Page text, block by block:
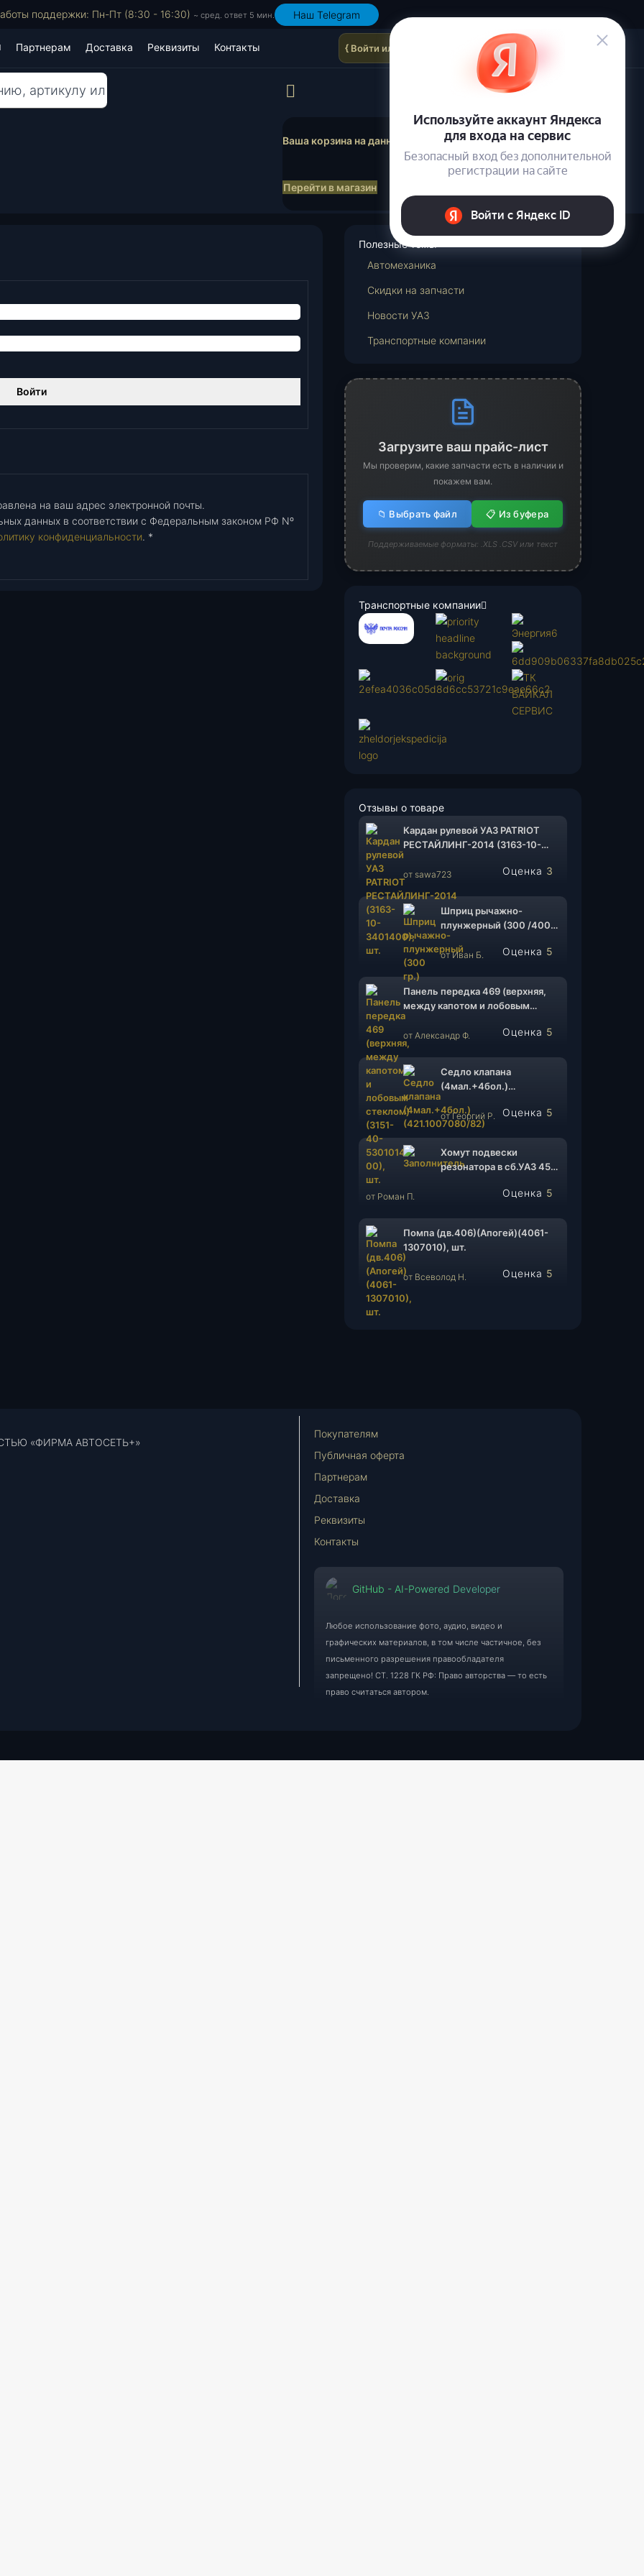
поддержки: Пн-Пт (8:30 - 16:30) ~ сред. ответ 5 мин. Наш Telegram
Партнерам Доставка Реквизиты Контакты { Войти или зарегистрироваться }
Ваша корзина на данный момент пуста.
Перейти в магазин
Войти
​​на ваш адрес электронной почты.
данных в соответствии с Федеральным законом РФ Nº
конфиденциальности. *
Полезные темы
Автомеханика
Cкидки на запчасти
Новости УАЗ
Транспортные компании
Загрузите ваш прайс-лист
Мы проверим, какие запчасти есть в наличии и
покажем вам.
📁 Выбрать файл 📋 Из буфера
Поддерживаемые форматы: .XLS .CSV или текст
Транспортные компании
Отзывы о товаре
Кардан рулевой УАЗ PATRIOT
РЕСТАЙЛИНГ-2014 (3163-10-
Оценка 3
от sawa723
Шприц рычажно-
плунжерный (300 /400
гр.), шт.
Оценка 5
от Иван Б.
Панель передка 469 (верхняя,
между капотом и лобовым
стеклом)(3151-40-5301014-00),
шт.
Оценка 5
от Александр Ф.
Седло клапана
(4мал.+4бол.)
Оценка 5
от Георгий Р.
Хомут подвески
резонатора в сб.УАЗ 452,
1203070/315123-Оценка 5
от Роман П.
Помпа (дв.406)(Апогей)(4061-
1307010), шт.
Оценка 5
от Всеволод Н.
«ФИРМА АВТОСЕТЬ+»
Покупателям
Публичная оферта
Партнерам
Доставка
Реквизиты
Контакты
GitHub - AI-Powered Developer
Любое использование фото, аудио, видео и
графических материалов, в том числе частичное, без
письменного разрешения правообладателя
запрещено! СТ. 1228 ГК РФ: Право авторства — то есть
право считаться автором.